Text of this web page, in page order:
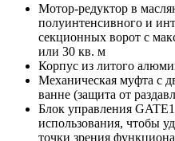
Мотор-редуктор в
полуинтенсивного и
секционных ворот с
или 30 кв. м
Корпус из литого
Механическая муфта с
ванне (защита от
Блок управления
использования, чтобы
точки зрения